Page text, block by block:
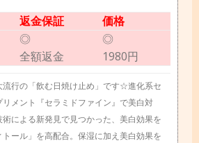
返金保証
価格
◎
全額返金
◎
1980円
流行の「飲む日焼け止め」です☆進化系セ
リメント『セラミドファイン』で美白対
による新発見で見つかった、美白効果を
ール」を高配合。保湿に加え美白効果を